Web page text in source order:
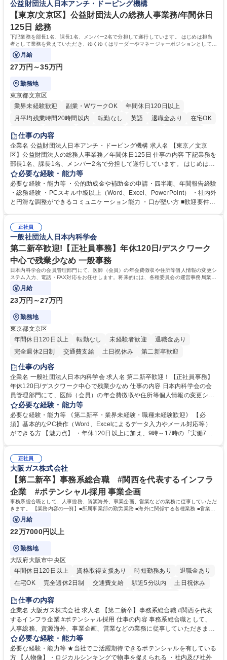
へ配属。※業務内容変更の範囲：会社の定める業務 募集職種 【都庁グル
ープ】総合職（事務）◇残業月平均9時間未満／有給年平均16日取得
事業の他、新宿駅西口広場内に設置された照明を兼ねた広告「ブライトサ
イン」の管理運営を行うなど、事業収益を生み出す活動を積極的に行って
います。 学歴・資格 学歴：大学院 大学 高専 短大 専修学校 高校 語学力：
資格：
公益財団法人日本アンチ・ドーピング機構
【東京/文京区】公益財団法人の総務人事業務/年間休日
125日 総務
下記業務を部長1名、課長1名、メンバー2名で分担して遂行しています。 はじめは担当
者として業務を覚えていただき、ゆくゆくはリーダーやマネージャーポジションとして活
躍いただくことを期待しています。
月給
27万円～35万円
勤務地
東京都文京区
業界未経験歓迎
副業・WワークOK
年間休日120日以上
月平均残業時間20時間以内
転勤なし 英語 退職金あり
在宅OK
賞与あり
育休あり
食事補助あり
仕事の内容
企業名 公益財団法人日本アンチ・ドーピング機構 求人名 【東京／文京
区】公益財団法人の総務人事業務／年間休日125日 仕事の内容 下記業務を
部長1名、課長1名、メンバー2名で分担して遂行しています。 はじめは担
当者として業務を覚えていただき、ゆくゆくはリーダーやマネージャーポ
ジションとして活躍いただくことを期待しています。 【総務・人事グルー
プの業務内容】 ・人事制度関連 ・採用活動 ・教育研修の企画、実行 ・勤
怠管理 ・官公庁への各種提出 ・法定の会議運営（評議員会、理事会） ・
管理 ・福利厚生関連 ・職員からの問合せ、相談対応 ・その他日常の総務
業務全般 募集職種 【東京／文京区】公益財団法人の総務人事業務／年間
休日125日
必要な経験・能力等
必要な経験・能力等 ・公的助成金や補助金の申請・四半期、年間報告経験
・総務経験 ・PCスキル中級以上（Word、Excel、PowerPoint） ・社内外
と円滑な調整ができるコミュニケーション能力 ・口が堅い方 ■歓迎要件
正社員
一般社団法人日本内科学会
第二新卒歓迎!【正社員事務】年休120日/デスクワーク
中心で残業少なめ 一般事務
日本内科学会の会員管理部門にて、医師（会員）の年会費徴収や住所等個人情報の変更シ
ステム入力、電話・FAX対応をお任せします。将来的には、各種委員会の運営事務局業務
などにも幅広く携わっていただきます。
月給
23万円～27万円
勤務地
東京都文京区
年間休日120日以上
転勤なし 未経験者歓迎
退職金あり
完全週休2日制
交通費支給 土日祝休み 第二新卒歓迎
仕事の内容
企業名 一般社団法人日本内科学会 求人名 第二新卒歓迎！【正社員事務】
年休120日/デスクワーク中心で残業少なめ 仕事の内容 日本内科学会の会
員管理部門にて、医師（会員）の年会費徴収や住所等個人情報の変更シス
テム入力、電話・FAX対応をお任せします。将来的には、各種委員会の運
営事務局業務などにも幅広く携わっていただきます。 【会員管理・データ
入力業務】 ・医師（会員）の住所変更、個人情報のシステム登録・更新
・年会費の徴収管理や入金データの照合確認 【問い合わせ対応】 ・会員
年休120日/デスクワーク中心で残業少なめ
必要な経験・能力等
必要な経験・能力等 《第二新卒・業界未経験・職種未経験歓迎》 【必
須】基本的なPC操作（Word、Excelによるデータ入力やメール対応等）
ができる方 【魅力点】 ・年休120日以上に加え、9時～17時の「実働7時
整、資料作成、当日の運営サポート 学歴・資格 学歴：大学院 大学 語学
力： 資格：
正社員
大阪ガス株式会社
【第二新卒】事務系総合職 #関西を代表するインフラ
企業 #ポテンシャル採用 事業企画
事務系総合職として、人事総務、資源海外、事業企画、営業などの業務に従事していただ
きます。 【業務内容の一例】■所属事業部の勤労業務 ■海外に関係する各種業務 ■営業部
門の企画スタッフ、ルート営業
月給
22万7000円以上
勤務地
大阪府大阪市中央区
年間休日120日以上
資格取得支援あり 時短勤務あり
退職金あり
在宅OK
完全週休2日制 交通費支給 駅近5分以内
土日祝休み
服装自由
第二新卒歓迎
仕事の内容
企業名 大阪ガス株式会社 求人名 【第二新卒】事務系総合職 #関西を代表
するインフラ企業 #ポテンシャル採用 仕事の内容 事務系総合職として、
人事総務、資源海外、事業企画、営業などの業務に従事していただきま
す。 【業務内容の一例】■所属事業部の勤労業務 ■海外に関係する各種業
務 ■営業部門の企画スタッフ、ルート営業 【キャリアパス】入社後の配属
ポジションで一定期間ご活躍頂いた後、本人の適性及び将来のキャリアを
必要な経験・能力等
必要な経験・能力等 ★当社でご活躍期待できるポテンシャルを有している
方 【人物像】・ロジカルシンキングで物事を捉えられる ・社内及び社外